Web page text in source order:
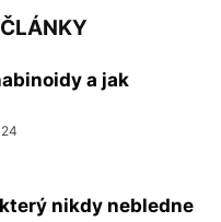
a jak
nikdy nebledne